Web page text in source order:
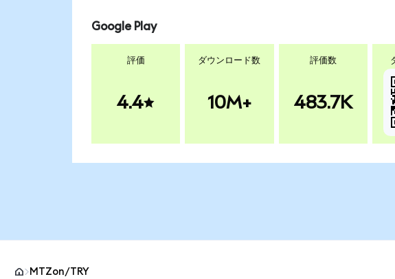
Google Play
評価
4.4
ダウンロード数
10M+
評価数
483.7K
MTZon/TRY